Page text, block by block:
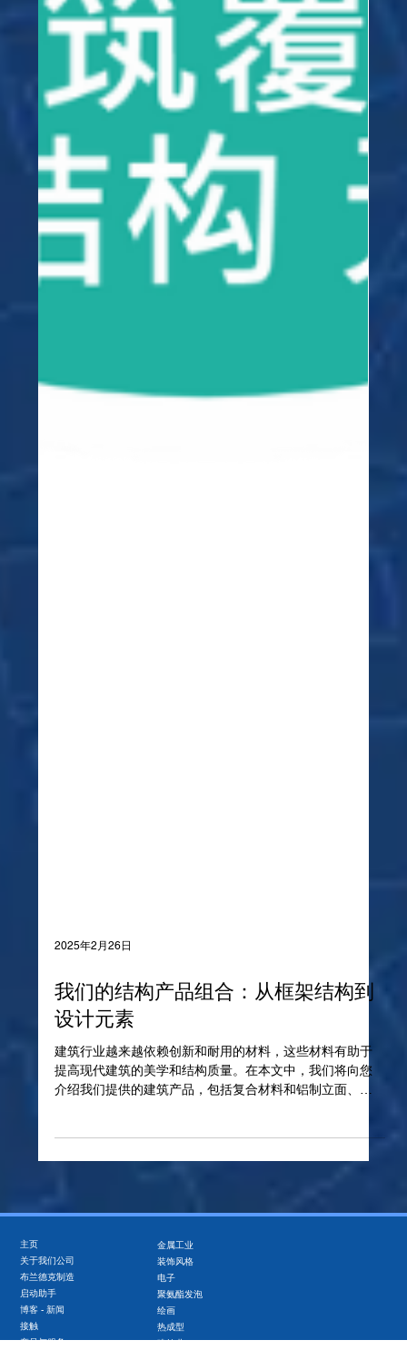
我们的结构产品组合：从框架结构到
设计元素
建筑行业越来越依赖创新和耐用的材料，这些材料有助于
层元件、栅栏、楼梯以及许多其他对当今建筑项目成功至
关重要的元素。了解我们的产品如何帮助您使您的项目耐
主页
关于我们公司
布兰德克制造
启动助手
博客 - 新闻
金属工业
装饰风格
电子
聚氨酯发泡
绘画